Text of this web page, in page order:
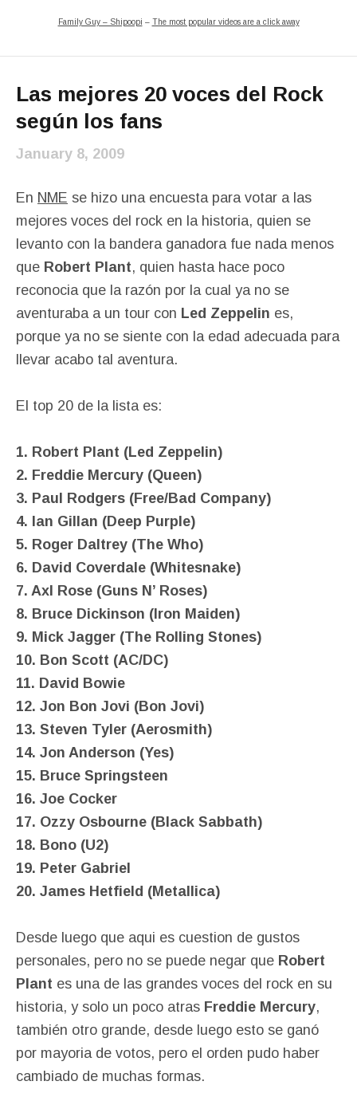
Family Guy – Shipoopi – The most popular videos are a click away
Las mejores 20 voces del Rock
según los fans
January 8, 2009
En NME se hizo una encuesta para votar a las
mejores voces del rock en la historia, quien se
levanto con la bandera ganadora fue nada menos
que Robert Plant, quien hasta hace poco
reconocia que la razón por la cual ya no se
aventuraba a un tour con Led Zeppelin es,
porque ya no se siente con la edad adecuada para
llevar acabo tal aventura.
El top 20 de la lista es:
1. Robert Plant (Led Zeppelin)
2. Freddie Mercury (Queen)
3. Paul Rodgers (Free/Bad Company)
4. Ian Gillan (Deep Purple)
5. Roger Daltrey (The Who)
6. David Coverdale (Whitesnake)
7. Axl Rose (Guns N’ Roses)
8. Bruce Dickinson (Iron Maiden)
9. Mick Jagger (The Rolling Stones)
10. Bon Scott (AC/DC)
11. David Bowie
12. Jon Bon Jovi (Bon Jovi)
13. Steven Tyler (Aerosmith)
14. Jon Anderson (Yes)
15. Bruce Springsteen
16. Joe Cocker
17. Ozzy Osbourne (Black Sabbath)
18. Bono (U2)
19. Peter Gabriel
20. James Hetfield (Metallica)
Desde luego que aqui es cuestion de gustos
personales, pero no se puede negar que Robert
Plant es una de las grandes voces del rock en su
historia, y solo un poco atras Freddie Mercury,
también otro grande, desde luego esto se ganó
por mayoria de votos, pero el orden pudo haber
cambiado de muchas formas.